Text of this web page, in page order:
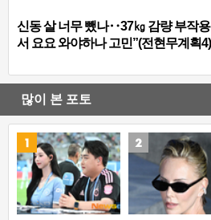
신동 살 너무 뺐나‥37㎏ 감량 부작
서 요요 와야하나 고민”(전현무계획4)
많이 본 포토